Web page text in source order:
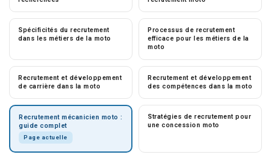
Spécificités du recrutement
dans les métiers de la moto
Processus de recrutement
efficace pour les métiers de la
moto
Recrutement et développement
de carrière dans la moto
Recrutement et développement
des compétences dans la moto
Recrutement mécanicien moto :
guide complet
Page actuelle
Stratégies de recrutement pour
une concession moto